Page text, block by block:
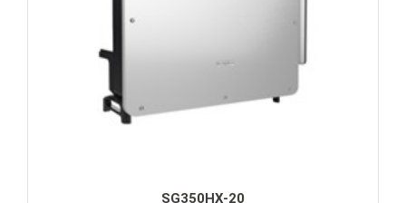
SG350HX-20